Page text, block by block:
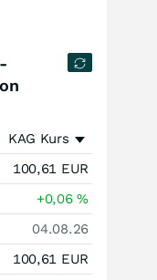
KAG Kurs
100,61 EUR
+0,06%
04.08.26
100,61 EUR